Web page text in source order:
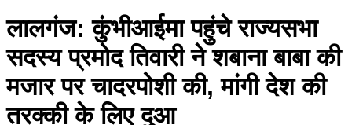
लालगंज: कुंभीआईमा पहुंचे राज्यसभा
सदस्य प्रमोद तिवारी ने शबाना बाबा की
मजार पर चादरपोशी की, मांगी देश की
तरक्की के लिए दुआ